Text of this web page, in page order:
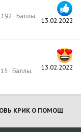
13.02.2022
Баллы
13.02.2022
Баллы
КРИК О ПОМОЩИ!